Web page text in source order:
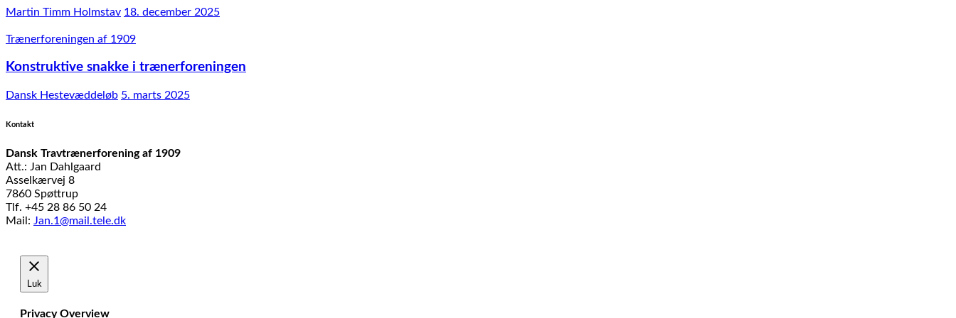
Martin Timm Holmstav 18. december 2025
Trænerforeningen af 1909
Konstruktive snakke i trænerforeningen
Dansk Hestevæddeløb 5. marts 2025
Kontakt
Dansk Travtrænerforening af 1909
Att.: Jan Dahlgaard
Asselkærvej 8
7860 Spøttrup
Tlf. +45 28 86 50 24
Mail: Jan.1@mail.tele.dk
Luk
Privacy Overview